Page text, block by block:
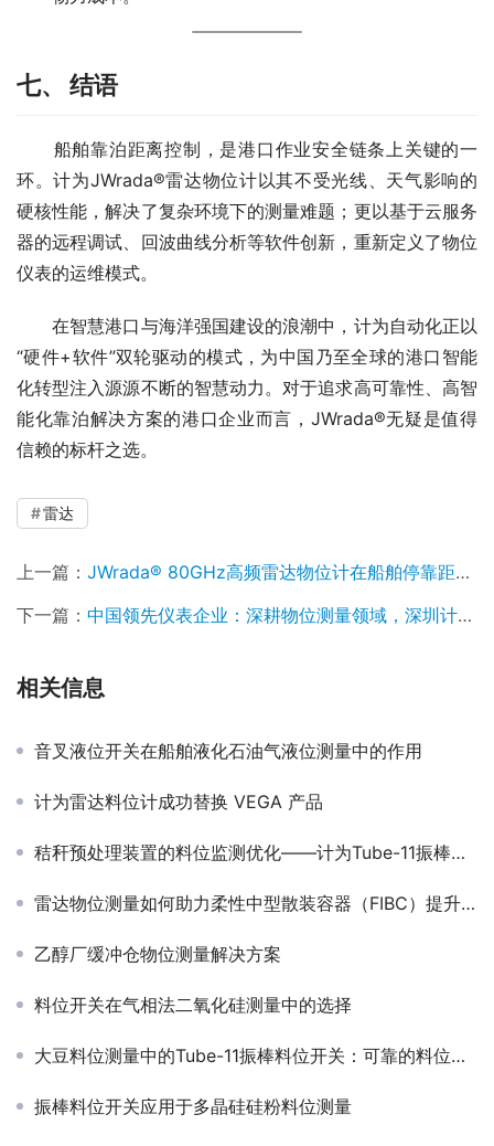
七、 结语
船舶靠泊距离控制，是港口作业安全链条上关键的一
环。计为JWrada®雷达物位计以其不受光线、天气影响的
硬核性能，解决了复杂环境下的测量难题；更以基于云服务
器的远程调试、回波曲线分析等软件创新，重新定义了物位
仪表的运维模式。
在智慧港口与海洋强国建设的浪潮中，计为自动化正以
“硬件+软件”双轮驱动的模式，为中国乃至全球的港口智能
化转型注入源源不断的智慧动力。对于追求高可靠性、高智
能化靠泊解决方案的港口企业而言，JWrada®无疑是值得
信赖的标杆之选。
雷达
上一篇： JWrada® 80GHz高频雷达物位计在船舶停靠距离监测中的深度应用
下一篇： 中国领先仪表企业：深耕物位测量领域，深圳计为以自主研发筑就国产替代丰碑
相关信息
音叉液位开关在船舶液化石油气液位测量中的作用
计为雷达料位计成功替换 VEGA 产品
秸秆预处理装置的料位监测优化——计为Tube-11振棒料位开关的应用案例
雷达物位测量如何助力柔性中型散装容器（FIBC）提升效率，避免吨袋浪费
乙醇厂缓冲仓物位测量解决方案
料位开关在气相法二氧化硅测量中的选择
大豆料位测量中的Tube-11振棒料位开关：可靠的料位监测解决方案
振棒料位开关应用于多晶硅硅粉料位测量